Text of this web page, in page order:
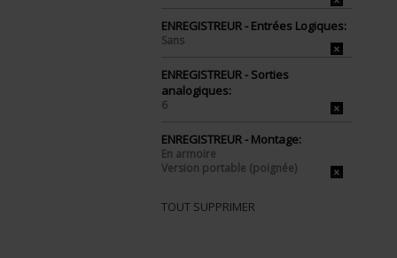
ENREGISTREUR - Entrées Logiques:
Sans
ENREGISTREUR - Sorties
analogiques:
6
ENREGISTREUR - Montage:
En armoire
Version portable (poignée)
TOUT SUPPRIMER